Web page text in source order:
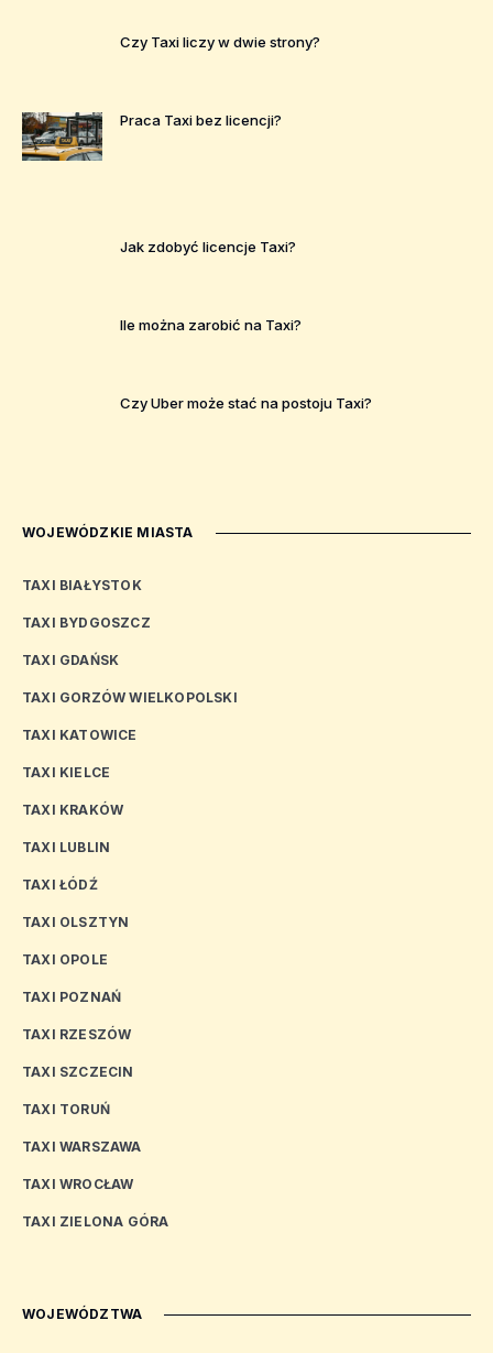
Czy Taxi liczy w dwie strony?
Praca Taxi bez licencji?
Jak zdobyć licencje Taxi?
Ile można zarobić na Taxi?
Czy Uber może stać na postoju Taxi?
WOJEWÓDZKIE MIASTA
TAXI BIAŁYSTOK
TAXI BYDGOSZCZ
TAXI GDAŃSK
TAXI GORZÓW WIELKOPOLSKI
TAXI KATOWICE
TAXI KIELCE
TAXI KRAKÓW
TAXI LUBLIN
TAXI ŁÓDŹ
TAXI OLSZTYN
TAXI OPOLE
TAXI POZNAŃ
TAXI RZESZÓW
TAXI SZCZECIN
TAXI TORUŃ
TAXI WARSZAWA
TAXI WROCŁAW
TAXI ZIELONA GÓRA
WOJEWÓDZTWA